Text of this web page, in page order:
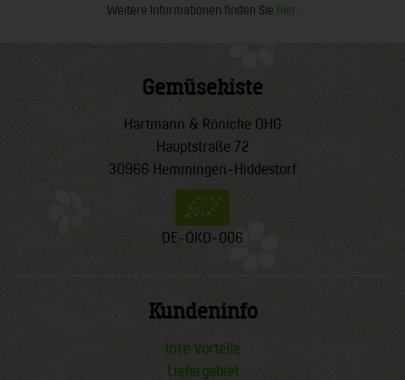
Weitere Informationen finden Sie hier
Gemüsekiste
Hartmann & Rönicke OHG
Hauptstraße 72
30966 Hemmingen-Hiddestorf
DE-ÖKO-006
Kundeninfo
Ihre Vorteile
Liefergebiet